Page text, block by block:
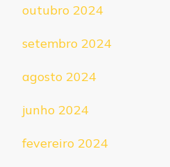
outubro 2024
setembro 2024
agosto 2024
junho 2024
fevereiro 2024